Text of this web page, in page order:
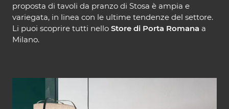
proposta di tavoli da pranzo di Stosa è ampia e
variegata, in linea con le ultime tendenze del settore.
Li puoi scoprire tutti nello Store di Porta Romana a
Milano.